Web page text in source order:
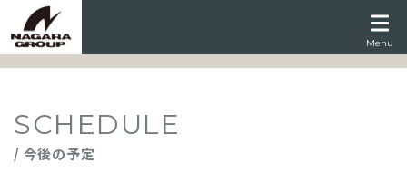
Menu
SCHEDULE
/ 今後の予定